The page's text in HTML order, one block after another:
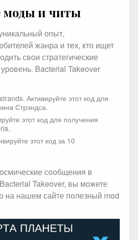
моды и читы
опыт,
жанра и тех, кто ищет
свои стратегические
Bacterial Takeover
Активируйте этот код для
Стрэндса.
этот код для получения
этот код за 10
сообщения в
Takeover, вы можете
на нашем сайте полезный mod